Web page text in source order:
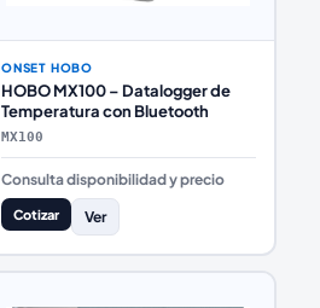
ONSET HOBO
HOBO MX100 – Datalogger de
Temperatura con Bluetooth
MX100
Consulta disponibilidad y precio
Cotizar Ver